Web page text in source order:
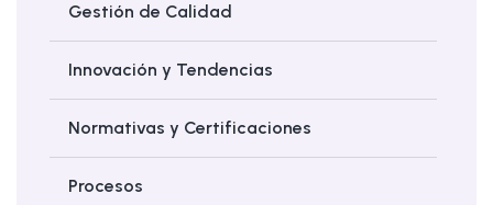
Gestión de Calidad
Innovación y Tendencias
Normativas y Certificaciones
Procesos